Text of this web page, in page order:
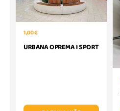
1,00 €
URBANA OPREMA I SPORT